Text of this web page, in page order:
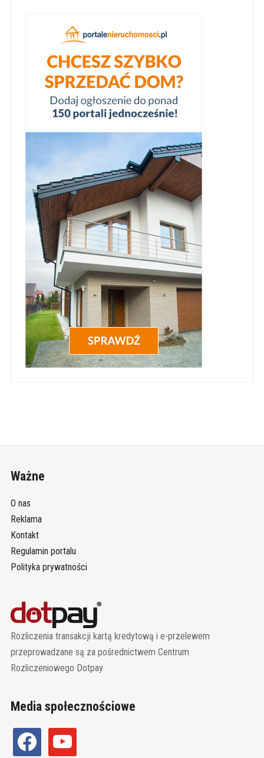
Ważne
O nas
Reklama
Kontakt
Regulamin portalu
Polityka prywatności
Rozliczenia transakcji kartą kredytową i e-przelewem
przeprowadzane są za pośrednictwem Centrum
Rozliczeniowego Dotpay
Media społecznościowe
facebook youtube